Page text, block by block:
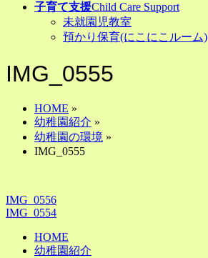
子育て支援Child Care Support
未就園児教室
預かり保育(にこにこルーム)
IMG_0555
HOME »
幼稚園紹介 »
幼稚園の環境 »
IMG_0555
IMG_0556
IMG_0554
HOME
幼稚園紹介